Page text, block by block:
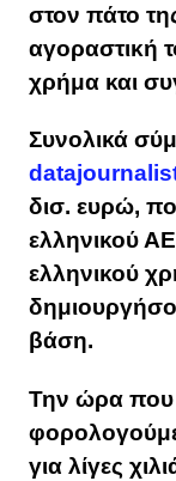
στον πάτο
αγοραστική
χρήμα και
Συνολικά
δισ. ευρώ,
ελληνικού
ελληνικού
βάση.
Την ώρα
για λίγες